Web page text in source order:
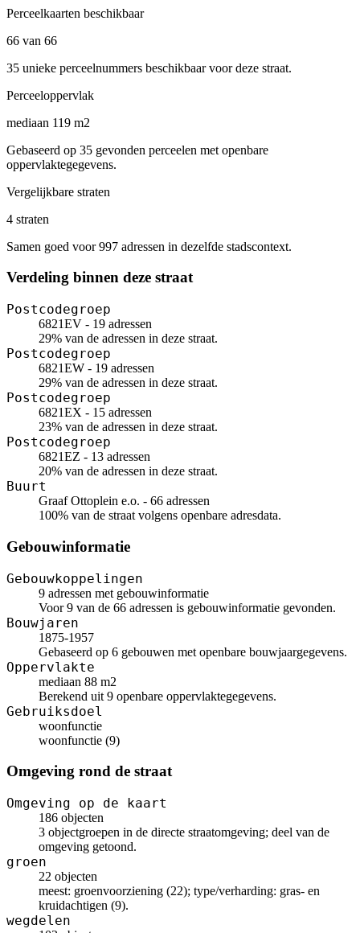
Perceelkaarten beschikbaar
66 van 66
35 unieke perceelnummers beschikbaar voor deze straat.
Perceeloppervlak
mediaan 119 m2
Gebaseerd op 35 gevonden perceelen met openbare
oppervlaktegegevens.
Vergelijkbare straten
4 straten
Samen goed voor 997 adressen in dezelfde stadscontext.
Verdeling binnen deze straat
Postcodegroep
6821EV - 19 adressen
29% van de adressen in deze straat.
Postcodegroep
6821EW - 19 adressen
29% van de adressen in deze straat.
Postcodegroep
6821EX - 15 adressen
23% van de adressen in deze straat.
Postcodegroep
6821EZ - 13 adressen
20% van de adressen in deze straat.
Buurt
Graaf Ottoplein e.o. - 66 adressen
100% van de straat volgens openbare adresdata.
Gebouwinformatie
Gebouwkoppelingen
9 adressen met gebouwinformatie
Voor 9 van de 66 adressen is gebouwinformatie gevonden.
Bouwjaren
1875-1957
Gebaseerd op 6 gebouwen met openbare bouwjaargegevens.
Oppervlakte
mediaan 88 m2
Berekend uit 9 openbare oppervlaktegegevens.
Gebruiksdoel
woonfunctie
woonfunctie (9)
Omgeving rond de straat
Omgeving op de kaart
186 objecten
3 objectgroepen in de directe straatomgeving; deel van de
omgeving getoond.
groen
22 objecten
meest: groenvoorziening (22); type/verharding: gras- en
kruidachtigen (9).
wegdelen